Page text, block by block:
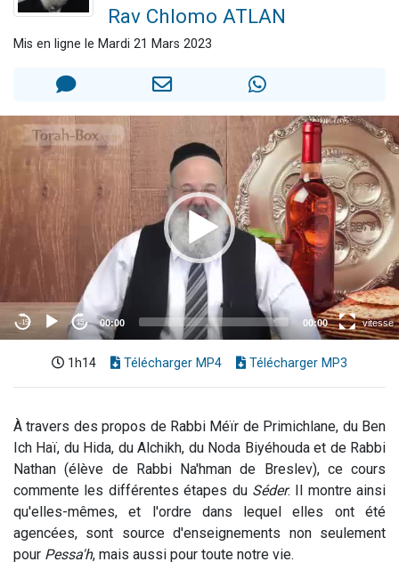
Il reste 49 places pour étudier en groupe sur Zoom
Eva vient de donner son Maasser
Rav Chlomo ATLAN
Mis en ligne le Mardi 21 Mars 2023
1h14 Télécharger MP4 Télécharger MP3
À travers des propos de Rabbi Méïr de Primichlane, du Ben
Ich Haï, du Hida, du Alchikh, du Noda Biyéhouda et de Rabbi
Nathan (élève de Rabbi Na'hman de Breslev), ce cours
commente les différentes étapes du Séder. Il montre ainsi
qu'elles-mêmes, et l'ordre dans lequel elles ont été
agencées, sont source d'enseignements non seulement
pour Pessa'h, mais aussi pour toute notre vie.